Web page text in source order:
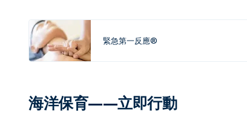
緊急第一反應®
海洋保育——立即行動